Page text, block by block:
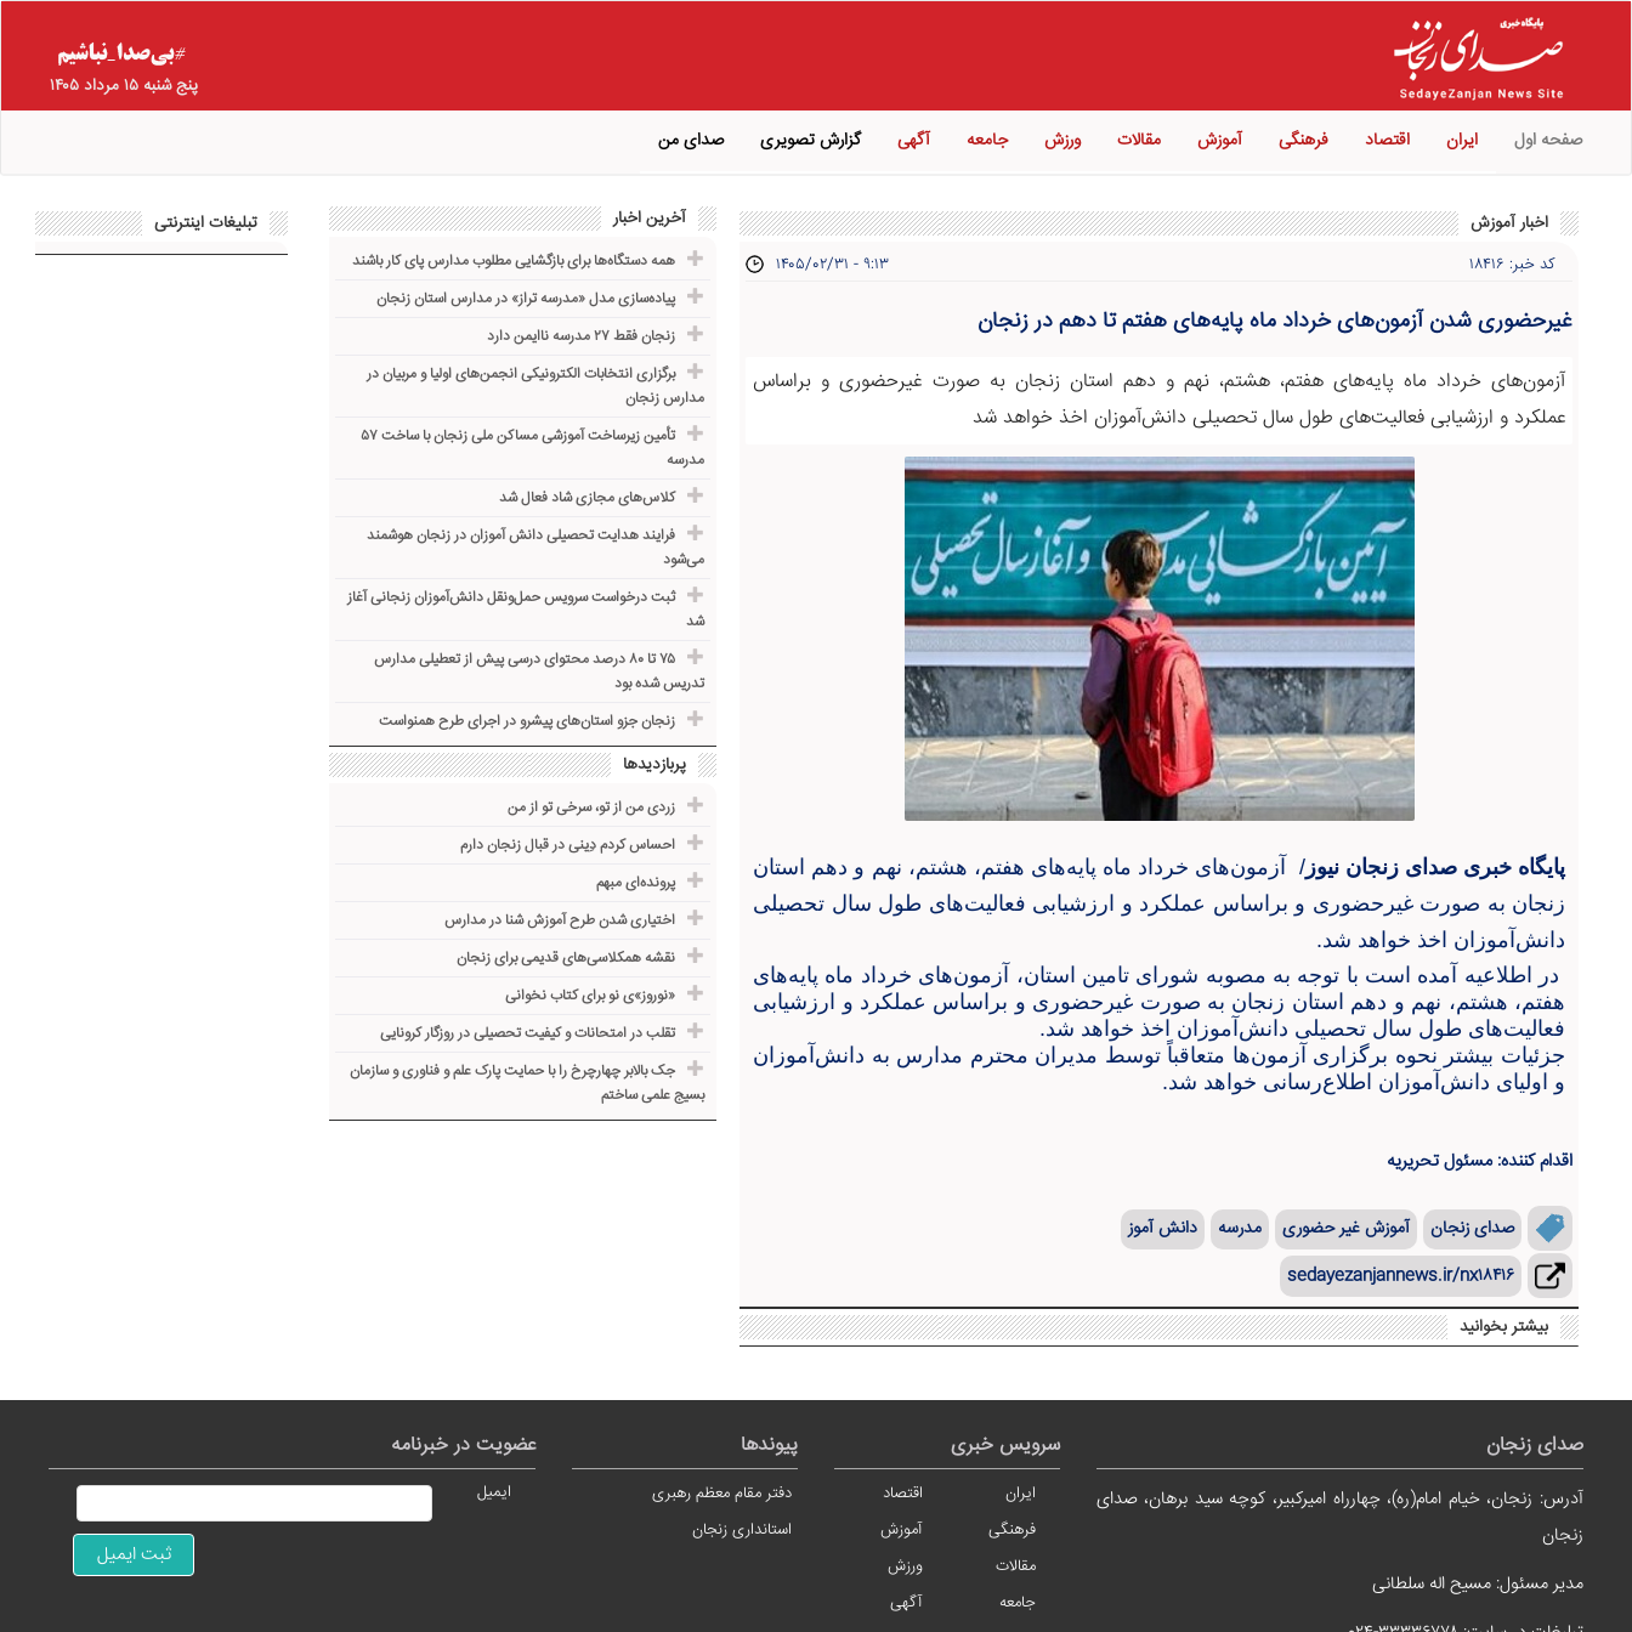
پنج شنبه ۱۵ مرداد ۱۴۰۵
صفحه اول ایران اقتصاد فرهنگی آموزش مقالات ورزش جامعه آگهی گزارش تصویری صدای من
اخبار آموزش
کد خبر: ۱۸۴۱۶ ۱۴۰۵/۰۲/۳۱ - ۹:۱۳
غیرحضوری شدن آزمون‌های خرداد ماه پایه‌های هفتم تا دهم در زنجان
آزمون‌های خرداد ماه پایه‌های هفتم، هشتم، نهم و دهم استان زنجان به صورت غیرحضوری و براساس
عملکرد و ارزشیابی فعالیت‌های طول سال تحصیلی دانش‌آموزان اخذ خواهد شد
پایگاه خبری صدای زنجان نیوز/ آزمون‌های خرداد ماه پایه‌های هفتم، هشتم، نهم و دهم استان
زنجان به صورت غیرحضوری و براساس عملکرد و ارزشیابی فعالیت‌های طول سال تحصیلی
دانش‌آموزان اخذ خواهد شد.
در اطلاعیه آمده است با توجه به مصوبه شورای تامین استان، آزمون‌های خرداد ماه پایه‌های
هفتم، هشتم، نهم و دهم استان زنجان به صورت غیرحضوری و براساس عملکرد و ارزشیابی
فعالیت‌های طول سال تحصیلی دانش‌آموزان اخذ خواهد شد.
جزئیات بیشتر نحوه برگزاری آزمون‌ها متعاقباً توسط مدیران محترم مدارس به دانش‌آموزان
و اولیای دانش‌آموزان اطلاع‌رسانی خواهد شد.
اقدام کننده: مسئول تحریریه
صدای زنجان آموزش غیر حضوری مدرسه
دانش آموز
sedayezanjannews.ir/nx۱۸۴۱۶
بیشتر بخوانید
آخرین اخبار
همه دستگاه‌ها برای بازگشایی مطلوب مدارس پای کار باشند
پیاده‌سازی مدل «مدرسه تراز» در مدارس استان زنجان
زنجان فقط ۲۷ مدرسه ناایمن دارد
برگزاری انتخابات الکترونیکی انجمن‌های اولیا و مربیان در
مدارس زنجان
تأمین زیرساخت آموزشی مساکن ملی زنجان با ساخت ۵۷
مدرسه
کلاس‌های مجازی شاد فعال شد
فرایند هدایت تحصیلی دانش آموزان در زنجان هوشمند
می‌شود
ثبت درخواست سرویس حمل‌ونقل دانش‌آموزان زنجانی آغاز
شد
۷۵ تا ۸۰ درصد محتوای درسی پیش از تعطیلی مدارس
تدریس شده بود
زنجان جزو استان‌های پیشرو در اجرای طرح همنواست
پربازدیدها
زردی من از تو، سرخی تو از من
احساس کردم دِینی در قبال زنجان دارم
پرونده‌ای مبهم
اختیاری شدن طرح آموزش شنا در مدارس
نقشه همکلاسی‌های قدیمی برای زنجان
«نوروز»ی نو برای کتاب نخوانی
تقلب در امتحانات و کیفیت تحصیلی در روزگار کرونایی
جک بالابر چهارچرخ را با حمایت پارک علم و فناوری و سازمان
بسیج علمی ساختم
تبلیغات اینترنتی
صدای زنجان
آدرس: زنجان، خیام امام(ره)، چهارراه امیرکبیر، کوچه سید برهان، صدای
زنجان
مدیر مسئول: مسیح اله سلطانی
سرویس خبری
ایران
اقتصاد
فرهنگی
آموزش
مقالات
ورزش
جامعه
آگهی
پیوندها
دفتر مقام معظم رهبری
استانداری زنجان
عضویت در خبرنامه
ایمیل